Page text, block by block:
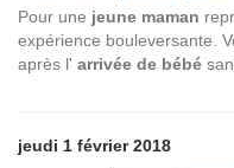
Pour une jeune maman
expérience bouleversante.
après l' arrivée de bébé
jeudi 1 février 2018